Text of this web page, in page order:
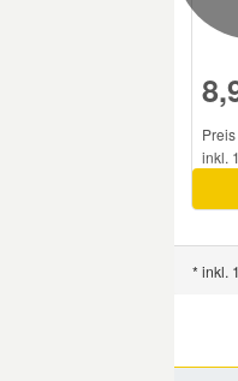
inkl.
* inkl.